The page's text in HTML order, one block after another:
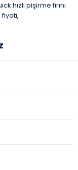
hızlı pişirme fırını
fiyatı,